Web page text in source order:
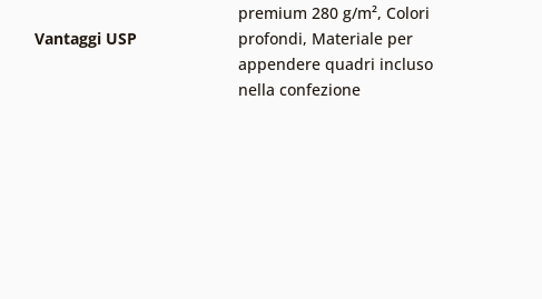
Vantaggi USP
premium 280 g/m², Colori
profondi, Materiale per
appendere quadri incluso
nella confezione